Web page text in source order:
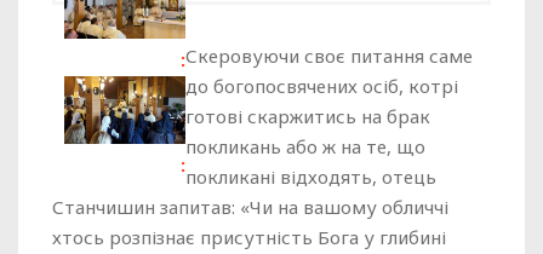
Скеровуючи своє питання саме
до богопосвячених осіб, котрі
готові скаржитись на брак
покликань або ж на те, що
покликані відходять, отець
Станчишин запитав: «Чи на вашому обличчі
хтось розпізнає присутність Бога у глибині